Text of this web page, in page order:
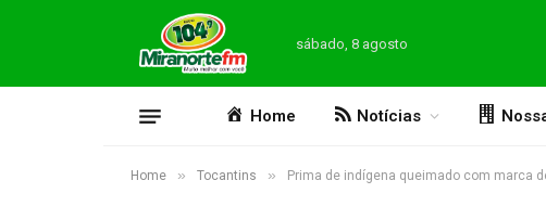
sábado, 8 agosto
Home Notícias
Home » Tocantins » Prima de indígena queimado com marca